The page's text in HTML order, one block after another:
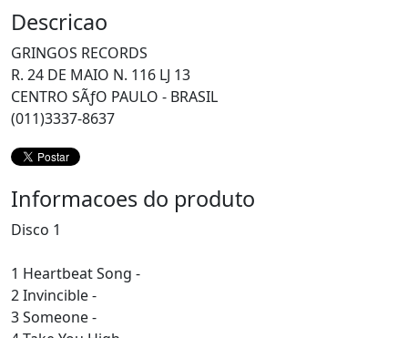
Descricao
GRINGOS RECORDS
R. 24 DE MAIO N. 116 LJ 13
CENTRO SÃƒO PAULO - BRASIL
(011)3337-8637
Informacoes do produto
Disco 1
1 Heartbeat Song -
2 Invincible -
3 Someone -